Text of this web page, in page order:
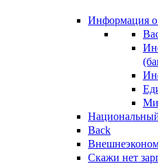
Информация о
Back
Скажи нет